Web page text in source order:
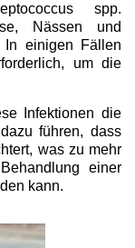
spp.
Nässen und
In einigen Fällen
um die
Infektionen die
führen, dass
was zu mehr
einer
kann.